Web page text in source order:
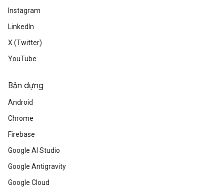
Instagram
LinkedIn
X (Twitter)
YouTube
Bản dựng
Android
Chrome
Firebase
Google AI Studio
Google Antigravity
Google Cloud